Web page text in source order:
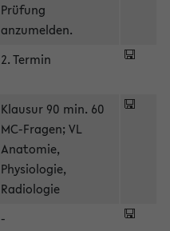
Prüfung
anzumelden.
2. Termin
Klausur 90 min. 60
MC-Fragen; VL
Anatomie,
Physiologie,
Radiologie
-